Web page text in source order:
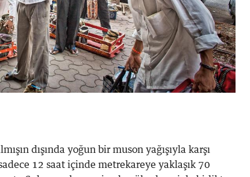
dışında yoğun bir muson yağışıyla karşı
12 saat içinde metrekareye yaklaşık 70